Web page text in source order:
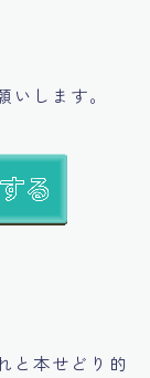
します。
と本せどり的